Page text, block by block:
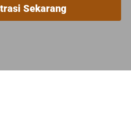
Sekarang